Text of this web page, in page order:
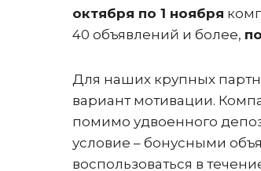
октября по 1 ноября
40 объявлений и более,
Для наших крупных
вариант мотивации.
помимо удвоенного
условие – бонусными
воспользоваться в